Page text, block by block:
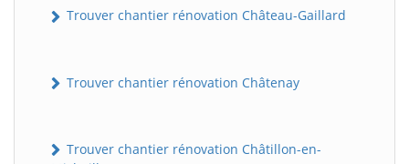
Trouver chantier rénovation Château-Gaillard
Trouver chantier rénovation Châtenay
Trouver chantier rénovation Châtillon-en-